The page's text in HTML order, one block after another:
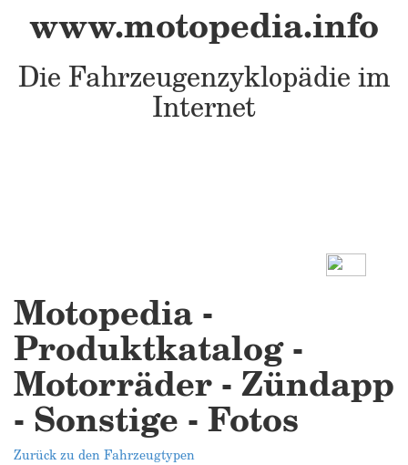
www.motopedia.info
Die Fahrzeugenzyklopädie im
Internet
Motopedia -
Produktkatalog -
Motorräder - Zündapp
- Sonstige - Fotos
Zurück zu den Fahrzeugtypen